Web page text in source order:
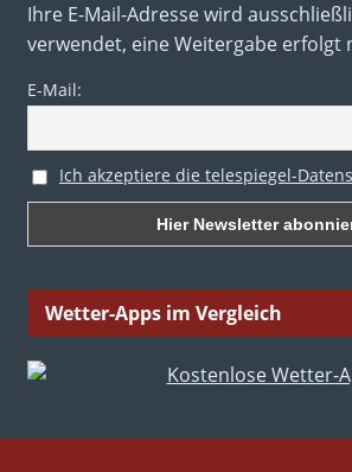
Ihre E-Mail-Adresse wird
verwendet, eine Weitergabe erfolgt
E-Mail:
Ich akzeptiere die telespiegel-
Wetter-Apps im Vergleich